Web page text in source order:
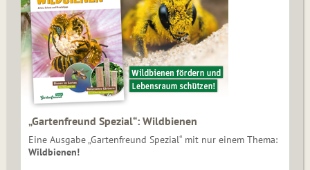
„Gartenfreund Spezial“: Wildbienen
Eine Ausgabe „Gartenfreund Spezial“ mit nur einem Thema:
Wildbienen!